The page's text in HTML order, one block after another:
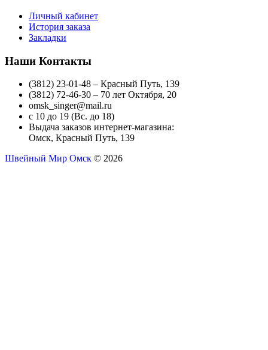
Личный кабинет
История заказа
Закладки
Наши Контакты
(3812) 23-01-48 – Красный Путь, 139
(3812) 72-46-30 – 70 лет Октября, 20
omsk_singer@mail.ru
с 10 до 19 (Вс. до 18)
Выдача заказов интернет-магазина:
Омск, Красный Путь, 139
Швейный Мир Омск © 2026